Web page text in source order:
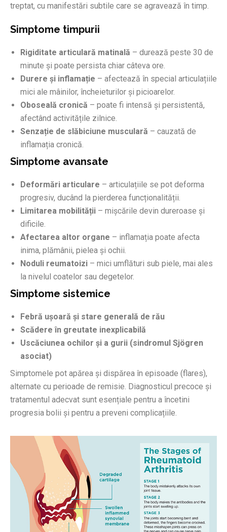
treptat, cu manifestări subtile care se agravează în timp.
Simptome timpurii
Rigiditate articulară matinală – durează peste 30 de
minute și poate persista chiar câteva ore.
Durere și inflamație – afectează în special articulațiile
mici ale mâinilor, încheieturilor și picioarelor.
Oboseală cronică – poate fi intensă și persistentă,
afectând activitățile zilnice.
Senzație de slăbiciune musculară – cauzată de
inflamația cronică.
Simptome avansate
Deformări articulare – articulațiile se pot deforma
progresiv, ducând la pierderea funcționalității.
Limitarea mobilității – mișcările devin dureroase și
dificile.
Afectarea altor organe – inflamația poate afecta
inima, plămânii, pielea și ochii.
Noduli reumatoizi – mici umflături sub piele, mai ales
la nivelul coatelor sau degetelor.
Simptome sistemice
Febră ușoară și stare generală de rău
Scădere în greutate inexplicabilă
Uscăciunea ochilor și a gurii (sindromul Sjögren
asociat)
Simptomele pot apărea și dispărea în episoade (flares),
alternate cu perioade de remisie. Diagnosticul precoce și
tratamentul adecvat sunt esențiale pentru a încetini
progresia bolii și pentru a preveni complicațiile.